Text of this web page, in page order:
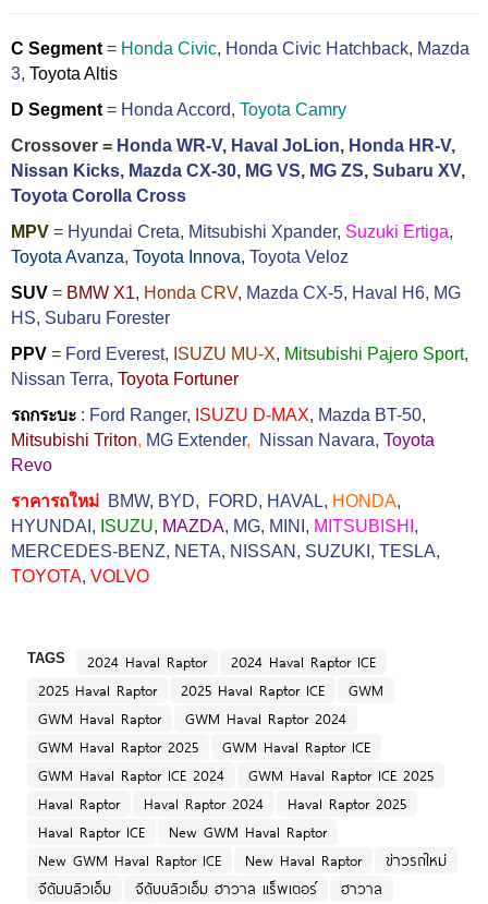
C Segment = Honda Civic, Honda Civic Hatchback, Mazda
3, Toyota Altis
D Segment = Honda Accord, Toyota Camry
Crossover = Honda WR-V, Haval JoLion, Honda HR-V,
Nissan Kicks, Mazda CX-30, MG VS, MG ZS, Subaru XV,
Toyota Corolla Cross
MPV = Hyundai Creta, Mitsubishi Xpander, Suzuki Ertiga,
Toyota Avanza, Toyota Innova, Toyota Veloz
SUV = BMW X1, Honda CRV, Mazda CX-5, Haval H6, MG
HS, Subaru Forester
PPV = Ford Everest, ISUZU MU-X, Mitsubishi Pajero Sport,
Nissan Terra, Toyota Fortuner
รถกระบะ : Ford Ranger, ISUZU D-MAX, Mazda BT-50,
Mitsubishi Triton, MG Extender, Nissan Navara, Toyota
Revo
ราคารถใหม่ BMW, BYD, FORD, HAVAL, HONDA,
HYUNDAI , ISUZU, MAZDA, MG, MINI , MITSUBISHI ,
MERCEDES-BENZ, NETA, NISSAN , SUZUKI , TESLA,
TOYOTA, VOLVO
TAGS 2024 Haval Raptor
2024 Haval Raptor ICE
2025 Haval Raptor
2025 Haval Raptor ICE
GWM
GWM Haval Raptor
GWM Haval Raptor 2024
GWM Haval Raptor 2025
GWM Haval Raptor ICE
GWM Haval Raptor ICE 2024
GWM Haval Raptor ICE 2025
Haval Raptor
Haval Raptor 2024
Haval Raptor 2025
Haval Raptor ICE
New GWM Haval Raptor
New GWM Haval Raptor ICE
New Haval Raptor
ข่าวรถใหม่
จีดับบลิวเอ็ม
จีดับบลิวเอ็ม ฮาวาล แร็พเตอร์
ฮาวาล